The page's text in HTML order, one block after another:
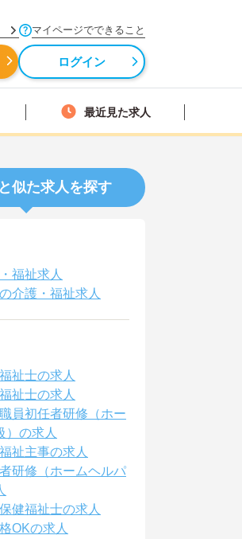
マイページでできること
ログイン
最近見た求人
似た求人を探す
福祉求人
介護・福祉求人
祉士の求人
祉士の求人
員初任者研修（ホー
）の求人
祉主事の求人
研修（ホームヘルパ
健福祉士の求人
OKの求人